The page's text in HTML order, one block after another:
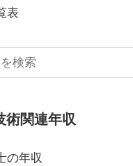
表
術関連年収
の年収